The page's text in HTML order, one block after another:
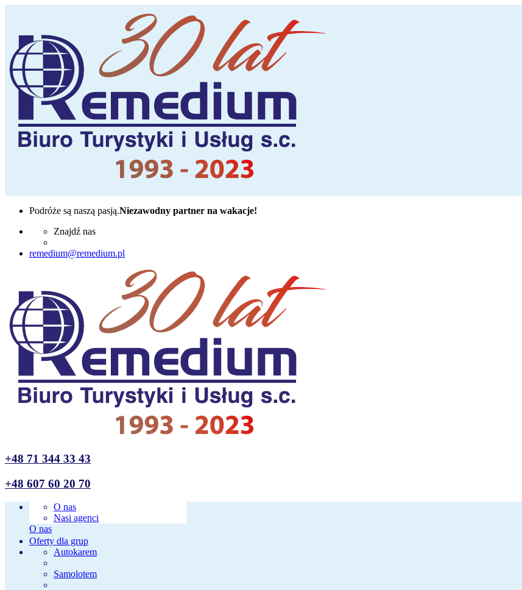
Podróże są naszą pasją.Niezawodny partner na wakacje!
Znajdź nas
remedium@remedium.pl
+48 71 344 33 43
+48 607 60 20 70
O nas
Nasi agenci
O nas
Oferty dla grup
Autokarem
Samolotem